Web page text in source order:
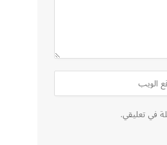
في تعليقي.